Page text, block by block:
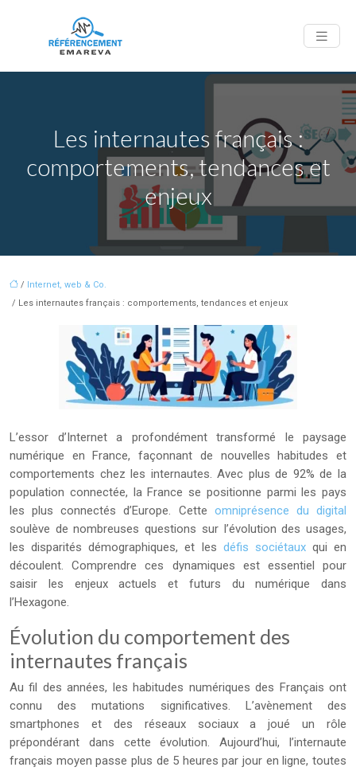
Les internautes français :
comportements, tendances et
enjeux
/ Internet, web & Co.
/ Les internautes français : comportements, tendances et enjeux
L’essor d’Internet a profondément transformé le paysage
numérique en France, façonnant de nouvelles habitudes et
comportements chez les internautes. Avec plus de 92% de la
population connectée, la France se positionne parmi les pays
les plus connectés d’Europe. Cette omniprésence du digital
soulève de nombreuses questions sur l’évolution des usages,
les disparités démographiques, et les défis sociétauxqui en
découlent. Comprendre ces dynamiques est essentiel pour
saisir les enjeux actuels et futurs du numérique dans
l’Hexagone.
Évolution du comportement des
internautes français
Au fil des années, les habitudes numériques des Français ont
connu des mutations significatives. L’avènement des
smartphones et des réseaux sociaux a joué un rôle
prépondérant dans cette évolution. Aujourd’hui, l’internaute
français moyen passe plus de 5 heures par jour en ligne, toutes